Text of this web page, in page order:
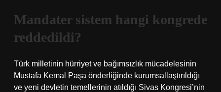
Mandater sistem hangi kongrede
reddedildi?
Türk milletinin hürriyet ve bağımsızlık mücadelesinin
Mustafa Kemal Paşa önderliğinde kurumsallaştırıldığı
ve yeni devletin temellerinin atıldığı Sivas Kongresi’nin